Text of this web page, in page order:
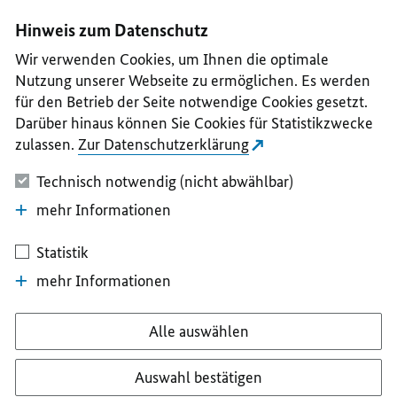
II
III
IV
V
Hinweis zum Datenschutz
Wir verwenden Cookies, um Ihnen die optimale
Nutzung unserer Webseite zu ermöglichen. Es werden
für den Betrieb der Seite notwendige Cookies gesetzt.
Darüber hinaus können Sie Cookies für Statistikzwecke
zulassen. Zur Datenschutzerklärung
Technisch notwendig (nicht abwählbar)
mehr Informationen
Statistik
mehr Informationen
Alle auswählen
Auswahl bestätigen